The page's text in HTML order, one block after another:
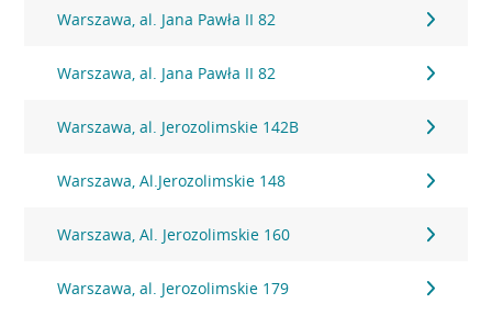
Warszawa, al. Jana Pawła II 82
Warszawa, al. Jana Pawła II 82
Warszawa, al. Jerozolimskie 142B
Warszawa, Al.Jerozolimskie 148
Warszawa, Al. Jerozolimskie 160
Warszawa, al. Jerozolimskie 179